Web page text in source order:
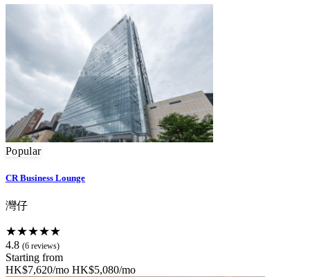
Popular
CR Business Lounge
灣仔
★★★★★
4.8 (6 reviews)
Starting from
HK$7,620/mo HK$5,080/mo